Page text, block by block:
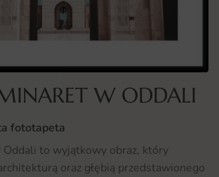
W ODDALI
fototapeta
to wyjątkowy obraz, który
oraz głębią przedstawionego